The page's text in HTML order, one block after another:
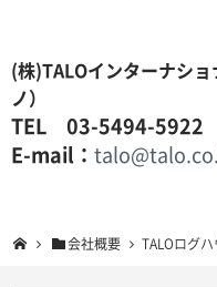
(株)TALOインターナシ
ノ）
TEL 03-5494-
E-mail：
会社概要 TALOログ